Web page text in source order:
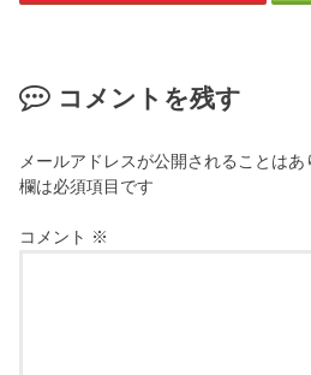
コメントを残す
メールアドレスが公開されることはあ
欄は必須項目です
コメント ※